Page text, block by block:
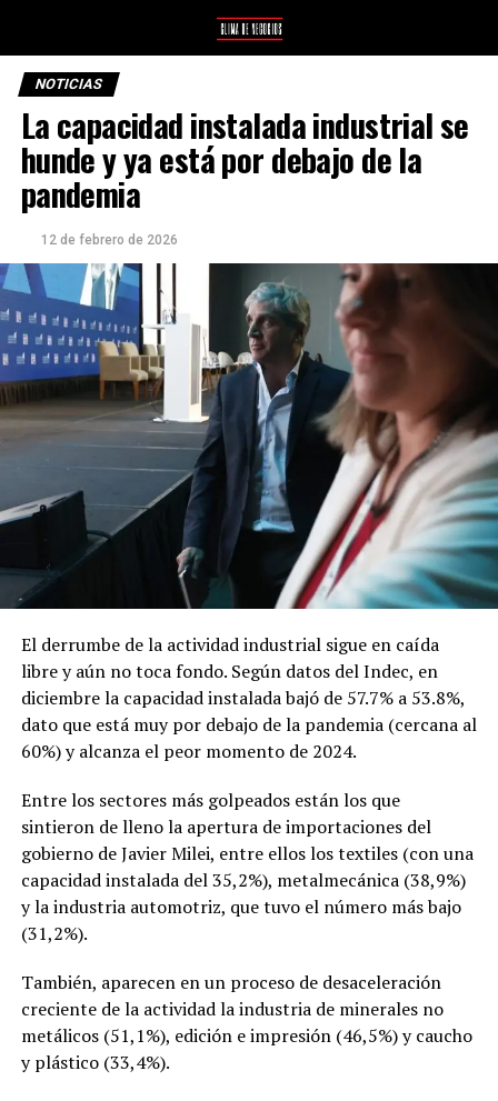
NOTICIAS
La capacidad instalada industrial se
hunde y ya está por debajo de la
pandemia
12 de febrero de 2026
El derrumbe de la actividad industrial sigue en caída
libre y aún no toca fondo. Según datos del Indec, en
diciembre la capacidad instalada bajó de 57.7% a 53.8%,
dato que está muy por debajo de la pandemia (cercana al
60%) y alcanza el peor momento de 2024.
Entre los sectores más golpeados están los que
sintieron de lleno la apertura de importaciones del
gobierno de Javier Milei, entre ellos los textiles (con una
capacidad instalada del 35,2%), metalmecánica (38,9%)
y la industria automotriz, que tuvo el número más bajo
(31,2%).
También, aparecen en un proceso de desaceleración
creciente de la actividad la industria de minerales no
metálicos (51,1%), edición e impresión (46,5%) y caucho
y plástico (33,4%).